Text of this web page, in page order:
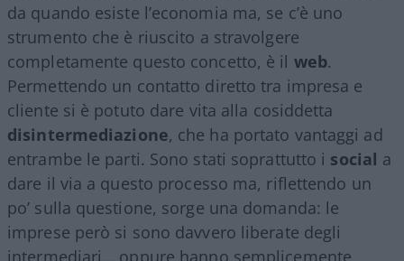
da quando esiste l’economia ma, se c’è uno
strumento che è riuscito a stravolgere
completamente questo concetto, è il web.
Permettendo un contatto diretto tra impresa e
cliente si è potuto dare vita alla cosiddetta
disintermediazione, che ha portato vantaggi ad
entrambe le parti. Sono stati soprattutto i social a
dare il via a questo processo ma, riflettendo un
po’ sulla questione, sorge una domanda: le
imprese però si sono davvero liberate degli
intermediari… oppure hanno semplicemente